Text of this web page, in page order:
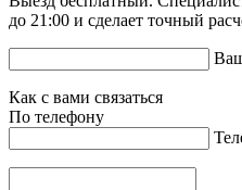
до 21:00 и сделает точный
Как с вами связаться
По телефону